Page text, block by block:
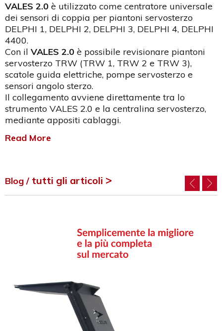
VALES 2.0 è utilizzato come centratore universale
dei sensori di coppia per piantoni servosterzo
DELPHI 1, DELPHI 2, DELPHI 3, DELPHI 4, DELPHI
4400.
Con il VALES 2.0 è possibile revisionare piantoni
servosterzo TRW (TRW 1, TRW 2 e TRW 3),
scatole guida elettriche, pompe servosterzo e
sensori angolo sterzo.
Il collegamento avviene direttamente tra lo
strumento VALES 2.0 e la centralina servosterzo,
mediante appositi cablaggi.
Read More
Blog / tutti gli articoli